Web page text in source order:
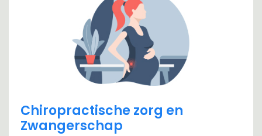
Chiropractische zorg en
Zwangerschap